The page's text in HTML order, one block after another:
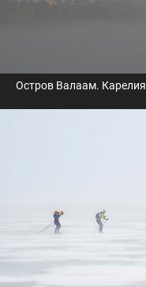
Остров Валаам. Карелия